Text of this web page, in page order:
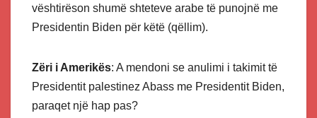
vështirëson shumë shteteve arabe të punojnë me
Presidentin Biden për këtë (qëllim).
Zëri i Amerikës: A mendoni se anulimi i takimit të
Presidentit palestinez Abass me Presidentit Biden,
paraqet një hap pas?